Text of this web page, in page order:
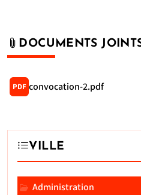
DOCUMENTS
PDF convocation-2.pdf
VILLE
Administration